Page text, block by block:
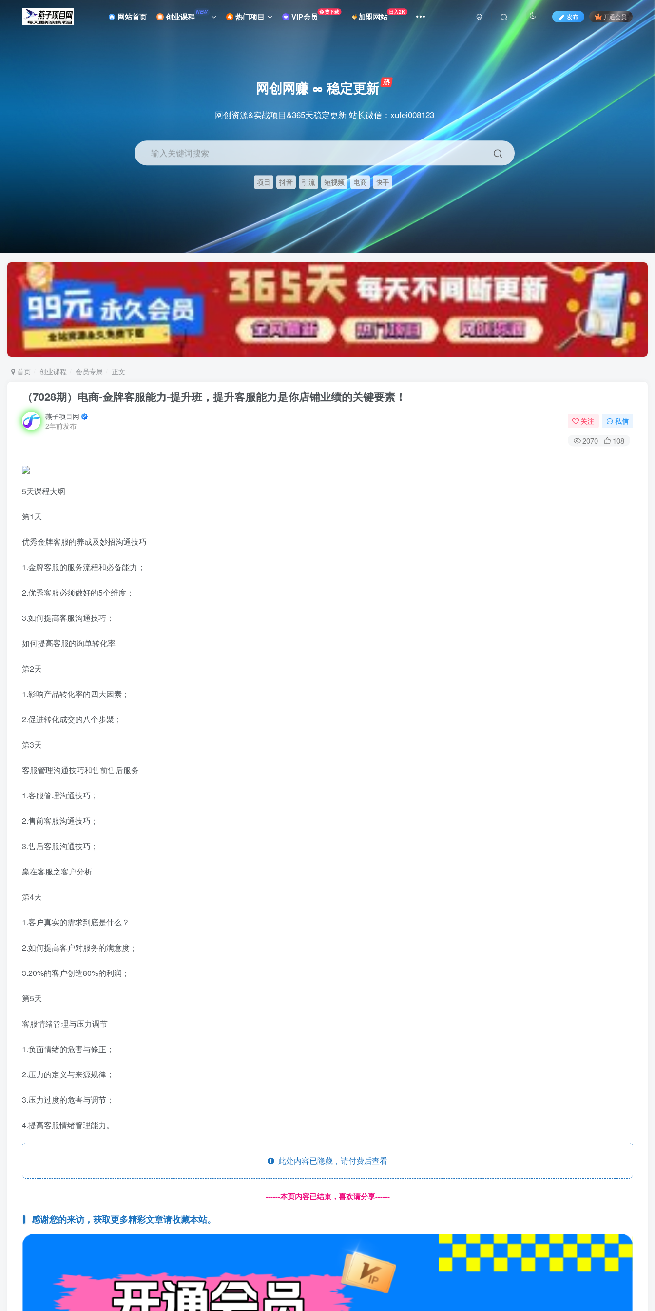
网站首页 创业课程NEW 热门项目 VIP会员 免费下载 加盟网站 日入2K
发布 开通会员
网创网赚 ∞ 稳定更新
网创资源&实战项目&365天稳定更新 站长微信：xufei008123
输入关键词搜索
项目 抖音 引流 短视频 电商 快手
首页 创业课程 会员专属 正文
（7028期）电商-金牌客服能力-提升班，提升客服能力是你店铺业绩的关键要素！
燕子项目网
2年前发布
关注 私信
2070 108
5天课程大纲
第1天
优秀金牌客服的养成及妙招沟通技巧
1.金牌客服的服务流程和必备能力；
2.优秀客服必须做好的5个维度；
3.如何提高客服沟通技巧；
如何提高客服的询单转化率
第2天
1.影响产品转化率的四大因素；
2.促进转化成交的八个步聚；
第3天
客服管理沟通技巧和售前售后服务
1.客服管理沟通技巧；
2.售前客服沟通技巧；
3.售后客服沟通技巧；
赢在客服之客户分析
第4天
1.客户真实的需求到底是什么？
2.如何提高客户对服务的满意度；
3.20%的客户创造80%的利润；
第5天
客服情绪管理与压力调节
1.负面情绪的危害与修正；
2.压力的定义与来源规律；
3.压力过度的危害与调节；
4.提高客服情绪管理能力。
此处内容已隐藏，请付费后查看
------本页内容已结束，喜欢请分享------
感谢您的来访，获取更多精彩文章请收藏本站。